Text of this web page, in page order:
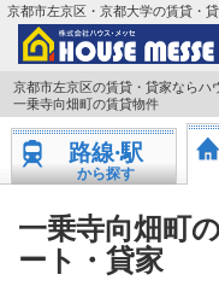
京都市左京区・京都大学の賃貸・
TOPページ
地図から検索
京都大学＆京都芸術大
京都市左京区の賃貸・貸家ならハ
一乗寺向畑町の賃貸物件
路線·駅
から探す
一乗寺向畑町
ート・貸家